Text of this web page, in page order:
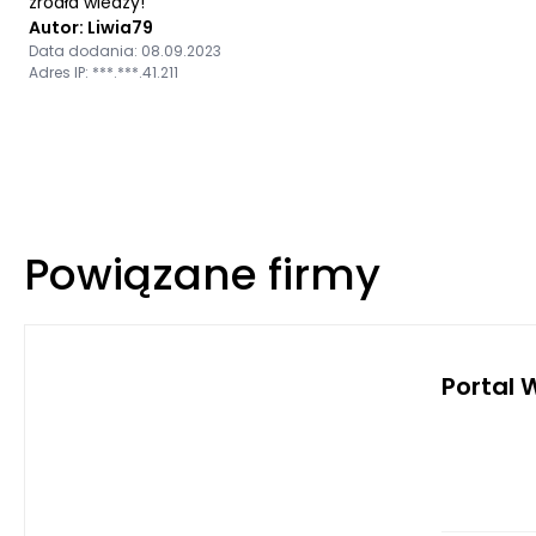
Autor: Liwia79
Data dodania: 08.09.2023
Adres IP: ***.***.41.211
Powiązane firmy
Portal